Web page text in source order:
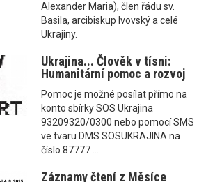
Alexander Maria), člen řádu sv.
Basila, arcibiskup lvovský a celé
Ukrajiny.
Ukrajina... Člověk v tísni:
Humanitární pomoc a rozvoj
Pomoc je možné posílat přímo na
konto sbírky SOS Ukrajina
93209320/0300 nebo pomocí SMS
ve tvaru DMS SOSUKRAJINA na
číslo 87777 ...
Záznamy čtení z Měsíce